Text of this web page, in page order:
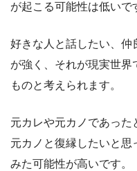
が起こる可能性は低いで
好きな人と話したい、仲
が強く、それが現実世界
ものと考えられます。
元カレや元カノであっ
元カノと復縁したいと思
みた可能性が高いです。